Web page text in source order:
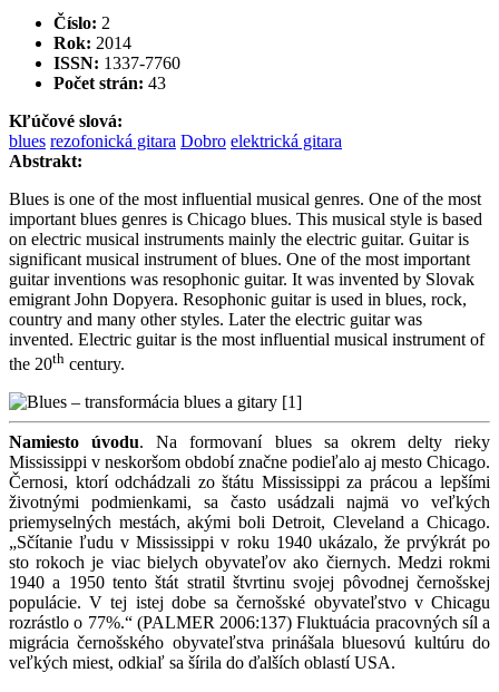
Číslo: 2
Rok: 2014
ISSN: 1337-7760
Počet strán: 43
Kľúčové slová:
blues rezofonická gitara Dobro elektrická gitara
Abstrakt:
Blues is one of the most influential musical genres. One of the most
important blues genres is Chicago blues. This musical style is based
on electric musical instruments mainly the electric guitar. Guitar is
significant musical instrument of blues. One of the most important
guitar inventions was resophonic guitar. It was invented by Slovak
emigrant John Dopyera. Resophonic guitar is used in blues, rock,
country and many other styles. Later the electric guitar was
invented. Electric guitar is the most influential musical instrument of
the 20th century.
Namiesto úvodu. Na formovaní blues sa okrem delty rieky
Mississippi v neskoršom období značne podieľalo aj mesto Chicago.
Černosi, ktorí odchádzali zo štátu Mississippi za prácou a lepšími
životnými podmienkami, sa často usádzali najmä vo veľkých
priemyselných mestách, akými boli Detroit, Cleveland a Chicago.
„Sčítanie ľudu v Mississippi v roku 1940 ukázalo, že prvýkrát po
sto rokoch je viac bielych obyvateľov ako čiernych. Medzi rokmi
1940 a 1950 tento štát stratil štvrtinu svojej pôvodnej černošskej
populácie. V tej istej dobe sa černošské obyvateľstvo v Chicagu
rozrástlo o 77%.“ (PALMER 2006:137) Fluktuácia pracovných síl a
migrácia černošského obyvateľstva prinášala bluesovú kultúru do
veľkých miest, odkiaľ sa šírila do ďalších oblastí USA.